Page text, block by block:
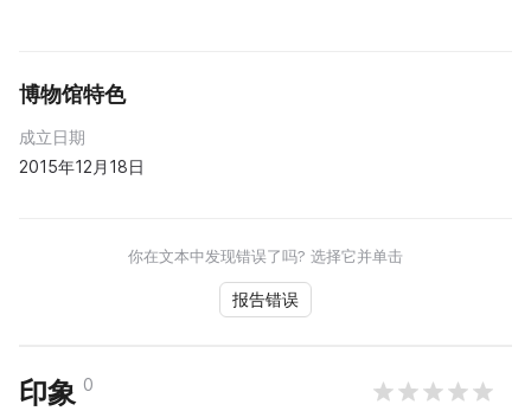
博物馆特色
成立日期
2015年12月18日
你在文本中发现错误了吗? 选择它并单击
报告错误
印象 0